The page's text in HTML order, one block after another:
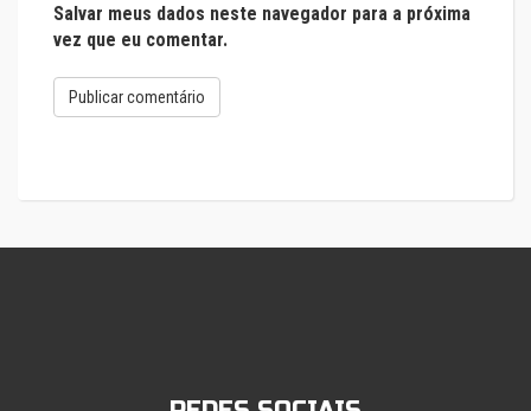
Salvar meus dados neste navegador para a próxima
vez que eu comentar.